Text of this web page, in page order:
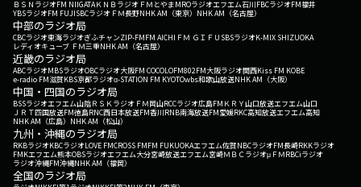
ＢＳＮラジオFM NIIGATAＫＮＢラジオ ＦＭとやまMROラジオエフエム石川FBCラジオFM福井
YBSラジオFM FUJISBCラジオ ＦＭ長野NHK AM（東京） NHK AM（名古屋）
中部のラジオ局
CBCラジオ東海ラジオぎふチャンZIP-FMFM AICHI ＦＭ ＧＩＦＵ SBSラジオK-MIX SHIZUOKA
レディオキューブ ＦＭ三重NHK AM（名古屋）
近畿のラジオ局
ABCラジオMBSラジオOBCラジオ大阪FM COCOLOFM802FM大阪ラジオ関西Kiss FM KOBE
e-radio FM滋賀KBS京都ラジオα-STATION FM KYOTOwbs和歌山放送NHK AM（大阪）
中国・四国のラジオ局
BSSラジオエフエム山陰ＲＳＫラジオ ＦＭ岡山RCCラジオ広島FM ＫＲＹ山口放送エフエム山口
ＪＲＴ四国放送FM徳島RNC西日本放送FM香川RNB南海放送FM愛媛RKC高知放送エフエム高知
NHK AM（広島） NHK AM（松山）
九州・沖縄のラジオ局
RKBラジオKBCラジオLOVE FMCROSS FMFM FUKUOKAエフエム佐賀NBCラジオFM長崎RKKラジオ
FMKエフエム熊本OBSラジオエフエム大分宮崎放送エフエム宮崎ＭＢＣラジオμＦＭRBCiラジオ
ラジオ沖縄FM沖縄NHK AM（福岡）
全国のラジオ局